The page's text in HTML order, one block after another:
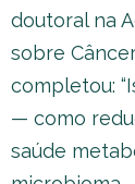
doutoral na
sobre
completou:
— como
saúde